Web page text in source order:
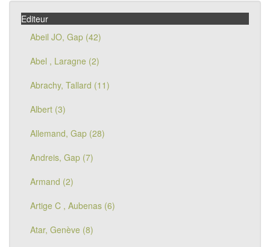
Editeur
Abeil JO, Gap (42)
Abel , Laragne (2)
Abrachy, Tallard (11)
Albert (3)
Allemand, Gap (28)
Andreis, Gap (7)
Armand (2)
Artige C , Aubenas (6)
Atar, Genève (8)